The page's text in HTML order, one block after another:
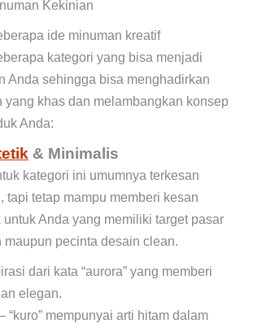
ide minuman kreatif
kategori yang bisa menjadi
Anda sehingga bisa menghadirkan
yang khas dan melambangkan konsep
Anda:
& Minimalis
kategori ini umumnya terkesan
tapi tetap mampu memberi kesan
untuk Anda yang memiliki target pasar
maupun pecinta desain clean.
dari kata “aurora” yang memberi
elegan.
“kuro” mempunyai arti hitam dalam